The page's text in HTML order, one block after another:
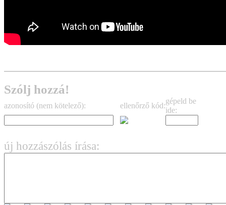
Szólj hozzá!
azonosító (nem kötelező): ellenőrző kód:
gépeld be
ide:
új hozzászólás írása: